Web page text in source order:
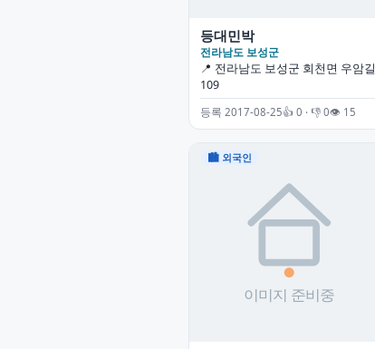
등대민박
전라남도 보성군
📍 전라남도 보성군 회천면 우암길
109
등록 2017-08-25👍 0 · 👎 0👁 15
🏙 외국인